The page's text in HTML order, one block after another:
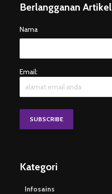
Berlangganan Artikel
Nama
Email:
Kategori
Infosains